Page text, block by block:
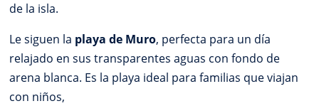
de la isla.
Le siguen la playa de Muro, perfecta para un día
relajado en sus transparentes aguas con fondo de
arena blanca. Es la playa ideal para familias que viajan
con niños,